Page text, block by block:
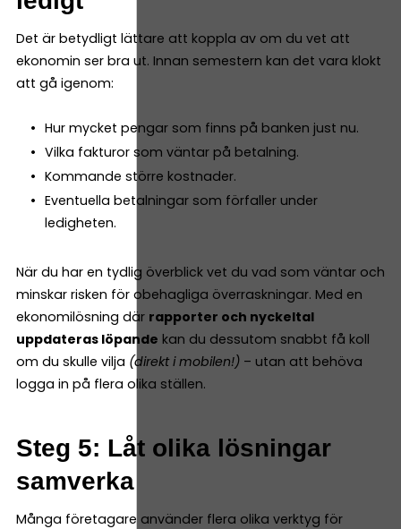
Det är betydligt lättare att koppla av om du vet att
ekonomin ser bra ut. Innan semestern kan det vara klokt
att gå igenom:
Hur mycket pengar som finns på banken just nu.
Vilka fakturor som väntar på betalning.
Kommande större kostnader.
Eventuella betalningar som förfaller under
ledigheten.
När du har en tydlig överblick vet du vad som väntar och
minskar risken för obehagliga överraskningar. Med en
ekonomilösning där rapporter och nyckeltal
uppdateras löpande kan du dessutom snabbt få koll
om du skulle vilja (direkt i mobilen!) – utan att behöva
logga in på flera olika ställen.
Steg 5: Låt olika lösningar
samverka
Många företagare använder flera olika verktyg för